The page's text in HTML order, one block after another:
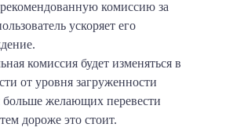
комиссию за
ускоряет его
комиссия будет изменяться в
от уровня загруженности
больше желающих перевести
дороже это стоит.